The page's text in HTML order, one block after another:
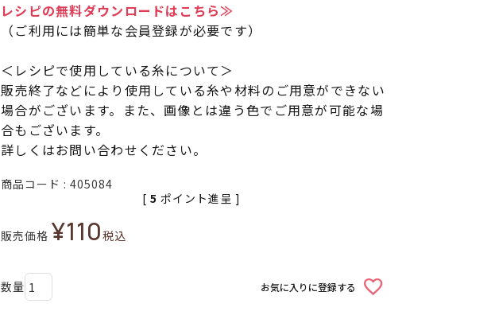
レシピの無料ダウンロードはこちら≫
（ご利用には簡単な会員登録が必要です）
＜レシピで使用している糸について＞
販売終了などにより使用している糸や材料のご用意ができない
場合がございます。また、画像とは違う色でご用意が可能な場
合もございます。
詳しくはお問い合わせください。
商品コード 405084
販売価格 ¥110税込
[ 5 ポイント進呈 ]
お気に入りに登録する